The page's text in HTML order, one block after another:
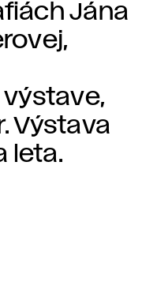
Jána
Výstava
leta.